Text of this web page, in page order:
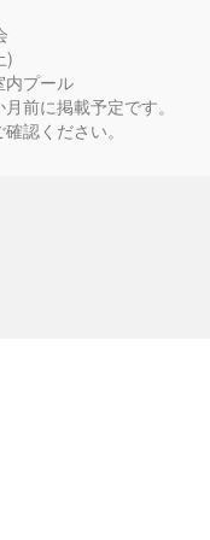
)
内プール
前に掲載予定です。
認ください。